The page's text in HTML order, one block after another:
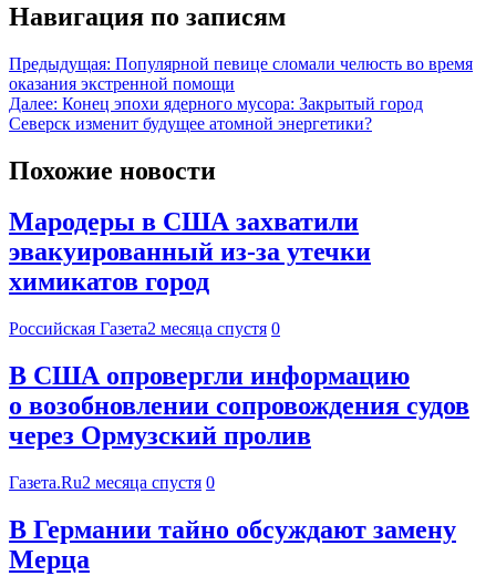
Навигация по записям
Предыдущая: Популярной певице сломали челюсть во время
оказания экстренной помощи
Далее: Конец эпохи ядерного мусора: Закрытый город
Северск изменит будущее атомной энергетики?
Похожие новости
Мародеры в США захватили
эвакуированный из-за утечки
химикатов город
Российская Газета2 месяца спустя 0
В США опровергли информацию
о возобновлении сопровождения судов
через Ормузский пролив
Газета.Ru2 месяца спустя 0
В Германии тайно обсуждают замену
Мерца